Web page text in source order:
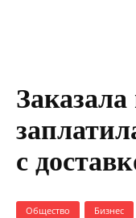
с
Общество Бизнес